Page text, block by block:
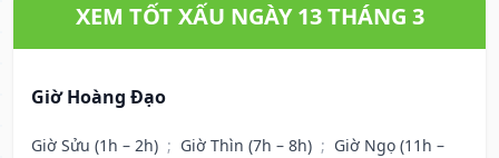
XEM TỐT XẤU NGÀY 13 THÁNG 3
Giờ Hoàng Đạo
Giờ Sửu (1h – 2h) ; Giờ Thìn (7h – 8h) ; Giờ Ngọ (11h –